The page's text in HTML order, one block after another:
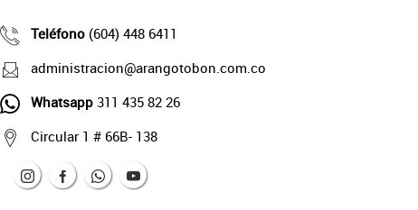
Teléfono (604) 448 6411
administracion@arangotobon.com.co
Whatsapp 311 435 82 26
Circular 1 # 66B- 138